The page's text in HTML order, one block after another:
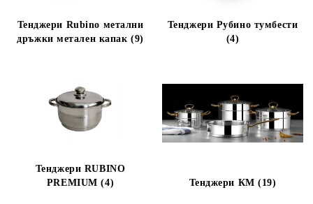
Тенджери Rubino метални
дръжки метален капак (9)
Тенджери Рубино тумбести
(4)
Тенджери RUBINO
PREMIUM (4)
Тенджери КМ (19)